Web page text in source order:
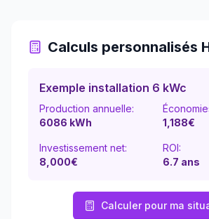
Calculs personnalisés
Exemple installation 6 kWc
Production annuelle:
6086 kWh
1,188€
Investissement net:
8,000€
ROI:
6.7 ans
Calculer pour ma